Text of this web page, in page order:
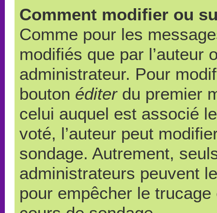
Comment modifier ou
Comme pour les
modifiés que par l’auteur
administrateur. Pour
bouton éditerdu premier
celui auquel est associé
voté, l’auteur peut
sondage. Autrement,
administrateurs peuvent
pour empêcher le